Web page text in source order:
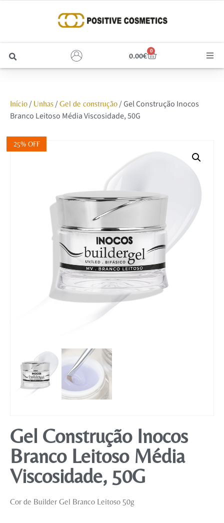
0.00€
0
Unhas
Início/ Unhas/ Gel de construção/ Gel Construção Inocos
Branco Leitoso Média Viscosidade, 50G
25% OFF
Gel Construção Inocos
Branco Leitoso Média
Viscosidade, 50G
Cor de Builder Gel Branco Leitoso 50g